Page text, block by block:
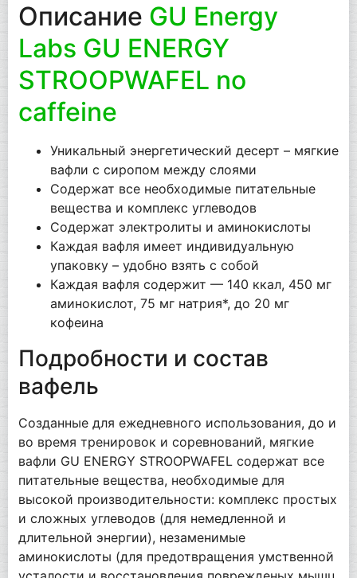
Описание GU Energy
Labs GU ENERGY
STROOPWAFEL no
caffeine
Уникальный энергетический десерт – мягкие
вафли с сиропом между слоями
Содержат все необходимые питательные
вещества и комплекс углеводов
Содержат электролиты и аминокислоты
Каждая вафля имеет индивидуальную
упаковку – удобно взять с собой
Каждая вафля содержит — 140 ккал, 450 мг
аминокислот, 75 мг натрия*, до 20 мг
кофеина
Подробности и состав
вафель
Созданные для ежедневного использования, до и
во время тренировок и соревнований, мягкие
вафли GU ENERGY STROOPWAFEL содержат все
питательные вещества, необходимые для
высокой производительности: комплекс простых
и сложных углеводов (для немедленной и
длительной энергии), незаменимые
аминокислоты (для предотвращения умственной